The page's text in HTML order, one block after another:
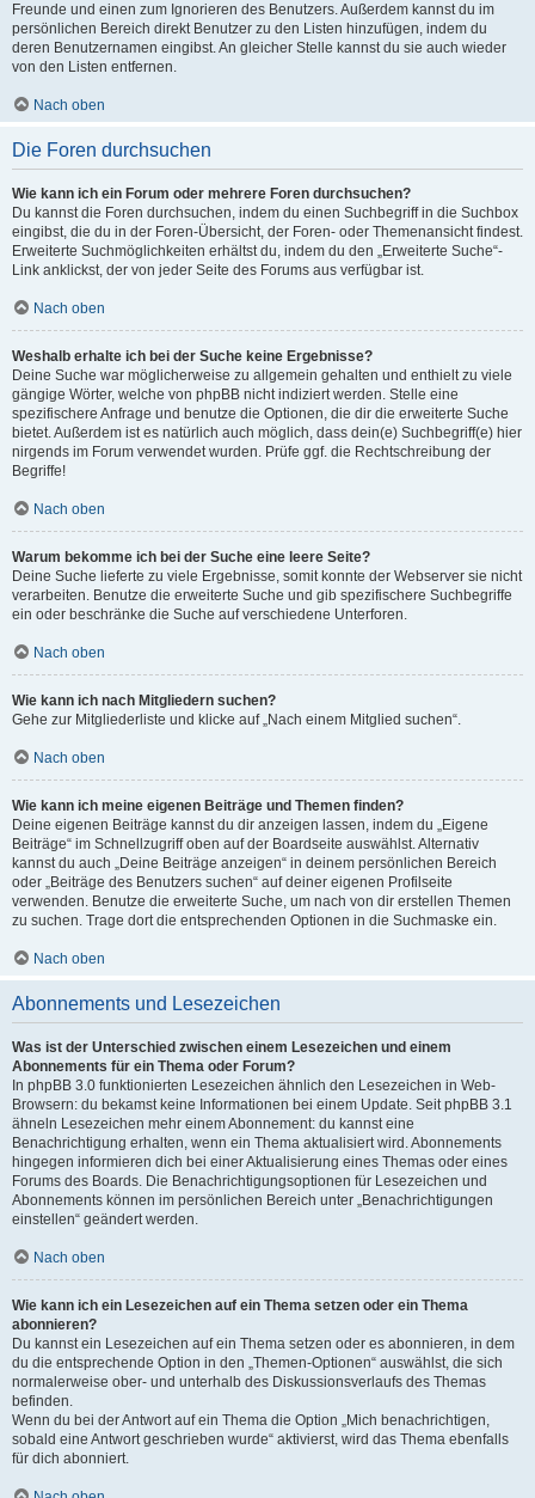
Freunde und einen zum Ignorieren des Benutzers. Außerdem kannst du im
persönlichen Bereich direkt Benutzer zu den Listen hinzufügen, indem du
deren Benutzernamen eingibst. An gleicher Stelle kannst du sie auch wieder
von den Listen entfernen.
Nach oben
Die Foren durchsuchen
Wie kann ich ein Forum oder mehrere Foren durchsuchen?
Du kannst die Foren durchsuchen, indem du einen Suchbegriff in die Suchbox
eingibst, die du in der Foren-Übersicht, der Foren- oder Themenansicht findest.
Erweiterte Suchmöglichkeiten erhältst du, indem du den „Erweiterte Suche“-
Link anklickst, der von jeder Seite des Forums aus verfügbar ist.
Nach oben
Weshalb erhalte ich bei der Suche keine Ergebnisse?
Deine Suche war möglicherweise zu allgemein gehalten und enthielt zu viele
gängige Wörter, welche von phpBB nicht indiziert werden. Stelle eine
spezifischere Anfrage und benutze die Optionen, die dir die erweiterte Suche
bietet. Außerdem ist es natürlich auch möglich, dass dein(e) Suchbegriff(e) hier
nirgends im Forum verwendet wurden. Prüfe ggf. die Rechtschreibung der
Begriffe!
Nach oben
Warum bekomme ich bei der Suche eine leere Seite?
Deine Suche lieferte zu viele Ergebnisse, somit konnte der Webserver sie nicht
verarbeiten. Benutze die erweiterte Suche und gib spezifischere Suchbegriffe
ein oder beschränke die Suche auf verschiedene Unterforen.
Nach oben
Wie kann ich nach Mitgliedern suchen?
Gehe zur Mitgliederliste und klicke auf „Nach einem Mitglied suchen“.
Nach oben
Wie kann ich meine eigenen Beiträge und Themen finden?
Deine eigenen Beiträge kannst du dir anzeigen lassen, indem du „Eigene
Beiträge“ im Schnellzugriff oben auf der Boardseite auswählst. Alternativ
kannst du auch „Deine Beiträge anzeigen“ in deinem persönlichen Bereich
oder „Beiträge des Benutzers suchen“ auf deiner eigenen Profilseite
verwenden. Benutze die erweiterte Suche, um nach von dir erstellen Themen
zu suchen. Trage dort die entsprechenden Optionen in die Suchmaske ein.
Nach oben
Abonnements und Lesezeichen
Was ist der Unterschied zwischen einem Lesezeichen und einem
Abonnements für ein Thema oder Forum?
In phpBB 3.0 funktionierten Lesezeichen ähnlich den Lesezeichen in Web-
Browsern: du bekamst keine Informationen bei einem Update. Seit phpBB 3.1
ähneln Lesezeichen mehr einem Abonnement: du kannst eine
Benachrichtigung erhalten, wenn ein Thema aktualisiert wird. Abonnements
hingegen informieren dich bei einer Aktualisierung eines Themas oder eines
Forums des Boards. Die Benachrichtigungsoptionen für Lesezeichen und
Abonnements können im persönlichen Bereich unter „Benachrichtigungen
einstellen“ geändert werden.
Nach oben
Wie kann ich ein Lesezeichen auf ein Thema setzen oder ein Thema
abonnieren?
Du kannst ein Lesezeichen auf ein Thema setzen oder es abonnieren, in dem
du die entsprechende Option in den „Themen-Optionen“ auswählst, die sich
normalerweise ober- und unterhalb des Diskussionsverlaufs des Themas
befinden.
Wenn du bei der Antwort auf ein Thema die Option „Mich benachrichtigen,
sobald eine Antwort geschrieben wurde“ aktivierst, wird das Thema ebenfalls
für dich abonniert.